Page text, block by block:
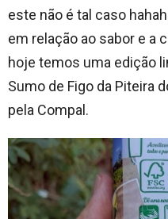
este não é tal caso
em relação ao sabor e a
hoje temos uma edição
Sumo de Figo da Piteira
pela Compal.